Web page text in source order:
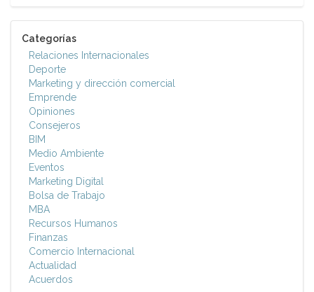
Categorías
Relaciones Internacionales
Deporte
Marketing y dirección comercial
Emprende
Opiniones
Consejeros
BIM
Medio Ambiente
Eventos
Marketing Digital
Bolsa de Trabajo
MBA
Recursos Humanos
Finanzas
Comercio Internacional
Actualidad
Acuerdos